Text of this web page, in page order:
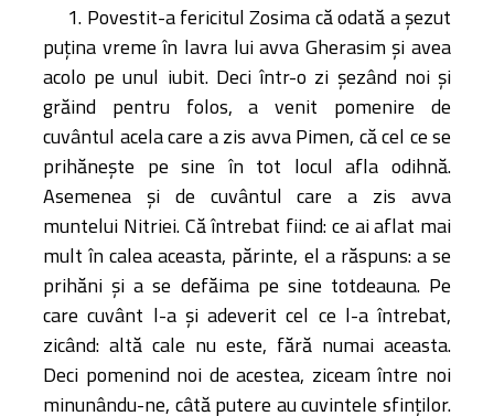
1. Povestit-a fericitul Zosima că odată a şezut
puţina vreme în lavra lui avva Gherasim şi avea
acolo pe unul iubit. Deci într-o zi şezând noi şi
grăind pentru folos, a venit pomenire de
cuvântul acela care a zis avva Pimen, că cel ce se
prihăneşte pe sine în tot locul afla odihnă.
Asemenea şi de cuvântul care a zis avva
muntelui Nitriei. Că întrebat fiind: ce ai aflat mai
mult în calea aceasta, părinte, el a răspuns: a se
prihăni şi a se defăima pe sine totdeauna. Pe
care cuvânt l-a şi adeverit cel ce l-a întrebat,
zicând: altă cale nu este, fără numai aceasta.
Deci pomenind noi de acestea, ziceam între noi
minunându-ne, câtă putere au cuvintele sfinţilor.